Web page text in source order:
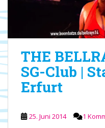
THE
SG-Club |
Erfurt
25. Juni 2014 1